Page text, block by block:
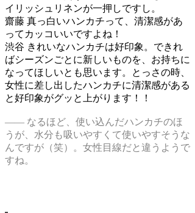
イリッシュリネンが一押しですし。
齋藤 真っ白いハンカチって、清潔感があ
ってカッコいいですよね！
渋谷 きれいなハンカチは好印象。できれ
ばシーズンごとに新しいものを、お持ちに
なってほしいとも思います。とっさの時、
女性に差し出したハンカチに清潔感がある
と好印象がグッと上がります！！
―― なるほど、使い込んだハンカチのほ
うが、水分も吸いやすくて使いやすそうな
んですが（笑）。女性目線だと違うようで
すね。